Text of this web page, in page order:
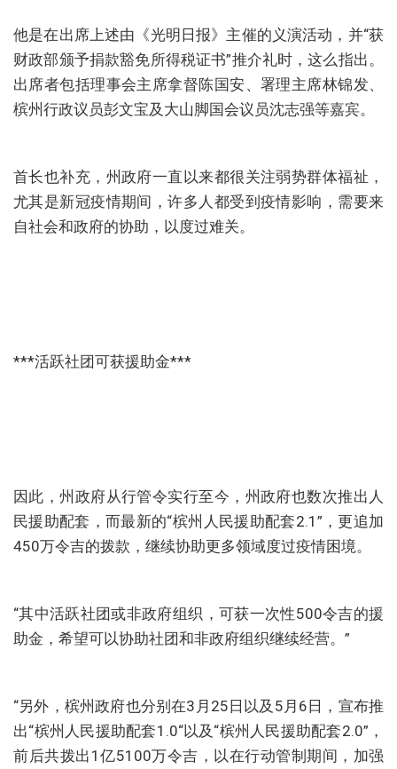
他是在出席上述由《光明日报》主催的义演活动，并“获
财政部颁予捐款豁免所得税证书”推介礼时，这么指出。
出席者包括理事会主席拿督陈国安、署理主席林锦发、
槟州行政议员彭文宝及大山脚国会议员沈志强等嘉宾。
首长也补充，州政府一直以来都很关注弱势群体福祉，
尤其是新冠疫情期间，许多人都受到疫情影响，需要来
自社会和政府的协助，以度过难关。
***活跃社团可获援助金***
因此，州政府从行管令实行至今，州政府也数次推出人
民援助配套，而最新的“槟州人民援助配套2.1”，更追加
450万令吉的拨款，继续协助更多领域度过疫情困境。
“其中活跃社团或非政府组织，可获一次性500令吉的援
助金，希望可以协助社团和非政府组织继续经营。”
“另外，槟州政府也分别在3月25日以及5月6日，宣布推
出“槟州人民援助配套1.0“以及“槟州人民援助配套2.0”，
前后共拨出1亿5100万令吉，以在行动管制期间，加强